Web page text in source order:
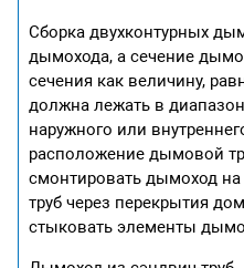
Сборка двухконтурных
дымохода, а сечение
сечения как величину,
должна лежать в
наружного или
расположение дымовой
смонтировать дымоход
труб через перекрытия
стыковать элементы